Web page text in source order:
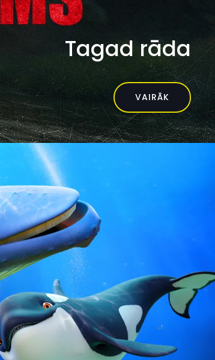
Tagad rāda
VAIRĀK